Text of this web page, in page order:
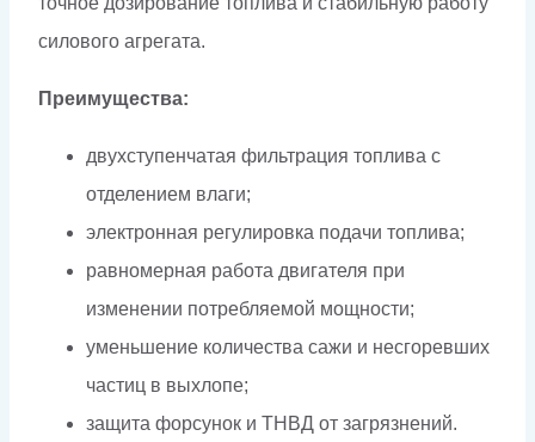
силового агрегата.
Преимущества:
двухступенчатая фильтрация топлива с
отделением влаги;
электронная регулировка подачи топлива;
равномерная работа двигателя при
изменении потребляемой мощности;
уменьшение количества сажи и несгоревших
частиц в выхлопе;
защита форсунок и ТНВД от загрязнений.